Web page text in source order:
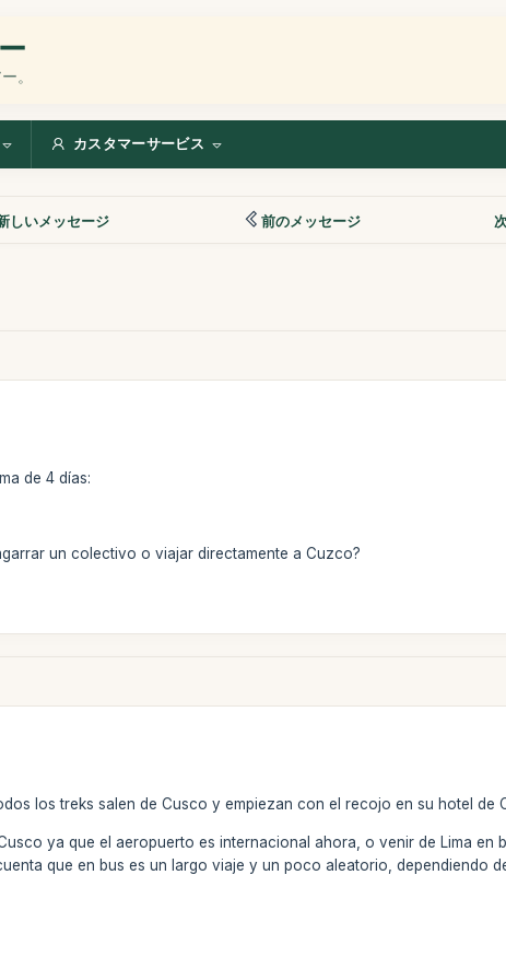
。
カスタマーサービス
しいメッセージ 前のメッセージ
de 4 días:
un colectivo o viajar directamente a Cuzco?
los treks salen de Cusco y empiezan con el recojo en su hotel de
ya que el aeropuerto es internacional ahora, o venir de Lima en
que en bus es un largo viaje y un poco aleatorio, dependiendo